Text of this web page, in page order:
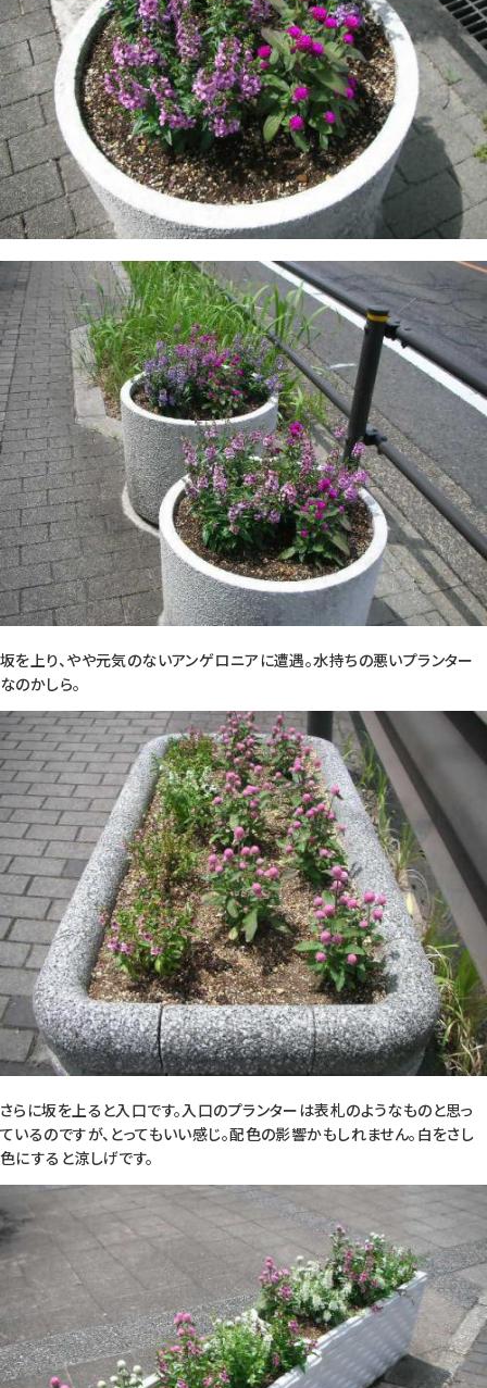
坂を上り、やや元気のないアンゲロニアに遭遇。水持ちの悪いプランター
なのかしら。
さらに坂を上ると入口です。入口のプランターは表札のようなものと思っ
ているのですが、とってもいい感じ。配色の影響かもしれません。白をさし
色にすると涼しげです。